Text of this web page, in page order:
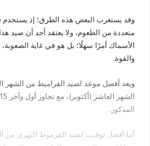
وقد يستغرب البعض هذه الطرق؛ إذ يستخدم
متعددة من الطعوم، ولا يعتقد أحد أن صيد
الأسماك أمرًا سهلًا؛ بل هو في غاية الصعوبة،
والقوة.
ويعد أفضل موعد لصيد القراميط من الشهر
المذكور.
أما أفضل توقيت لصيد القرموط النهري من